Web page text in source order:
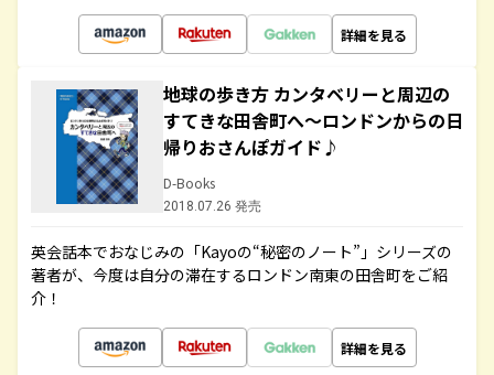
詳細を見る
地球の歩き方 カンタベリーと周辺の
すてきな田舎町へ～ロンドンからの日
帰りおさんぽガイド♪
D-Books
2018.07.26 発売
英会話本でおなじみの「Kayoの“秘密のノート”」シリーズの
著者が、今度は自分の滞在するロンドン南東の田舎町をご紹
介！
詳細を見る